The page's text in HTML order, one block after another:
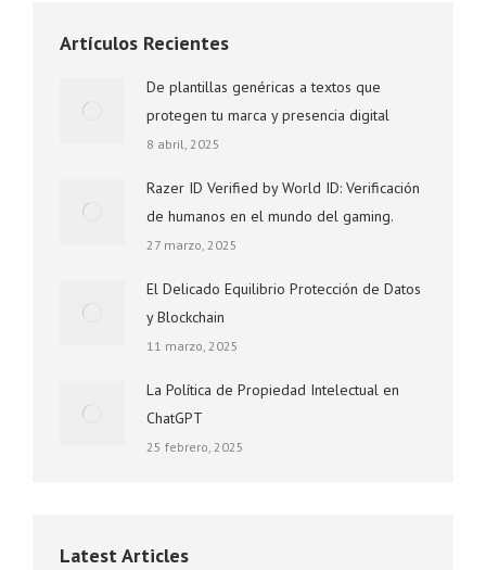
Artículos Recientes
De plantillas genéricas a textos que
protegen tu marca y presencia digital
8 abril, 2025
Razer ID Verified by World ID: Verificación
de humanos en el mundo del gaming.
27 marzo, 2025
El Delicado Equilibrio Protección de Datos
y Blockchain
11 marzo, 2025
La Política de Propiedad Intelectual en
ChatGPT
25 febrero, 2025
Latest Articles